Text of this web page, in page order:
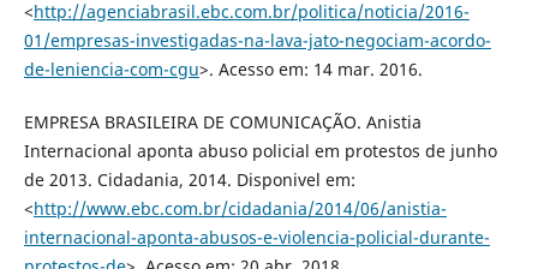
<http://agenciabrasil.ebc.com.br/politica/noticia/2016-
01/empresas-investigadas-na-lava-jato-negociam-acordo-
de-leniencia-com-cgu>. Acesso em: 14 mar. 2016.
EMPRESA BRASILEIRA DE COMUNICAÇÃO. Anistia
Internacional aponta abuso policial em protestos de junho
de 2013. Cidadania, 2014. Disponivel em:
<http://www.ebc.com.br/cidadania/2014/06/anistia-
internacional-aponta-abusos-e-violencia-policial-durante-